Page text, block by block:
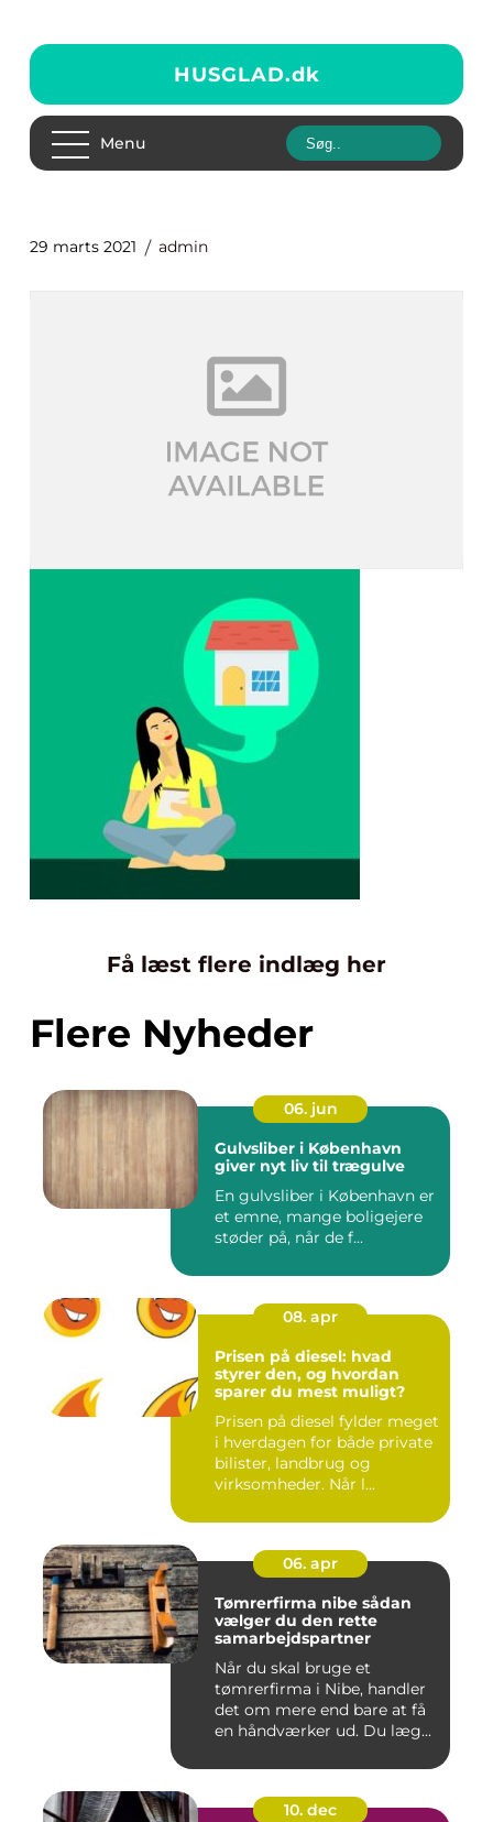
HUSGLAD.dk
Menu
29 marts 2021 admin
Få læst flere indlæg her
Flere Nyheder
06. jun
Gulvsliber i København
giver nyt liv til trægulve
En gulvsliber i København er
et emne, mange boligejere
støder på, når de f...
08. apr
Prisen på diesel: hvad
styrer den, og hvordan
sparer du mest muligt?
Prisen på diesel fylder meget
i hverdagen for både private
bilister, landbrug og
virksomheder. Når l...
06. apr
Tømrerfirma nibe sådan
vælger du den rette
samarbejdspartner
Når du skal bruge et
tømrerfirma i Nibe, handler
det om mere end bare at få
en håndværker ud. Du læg...
10. dec